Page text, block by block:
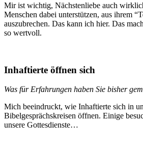
Mir ist wichtig, Nächstenliebe auch
Menschen dabei unterstützen, aus ihrem
auszubrechen. Das kann ich hier. Das
so wertvoll.
Inhaftierte öffnen sich
Was für Erfahrungen haben Sie bisher
Mich beeindruckt, wie Inhaftierte sich in
Bibelgesprächskreisen öffnen. Einige
unsere Gottesdienste…